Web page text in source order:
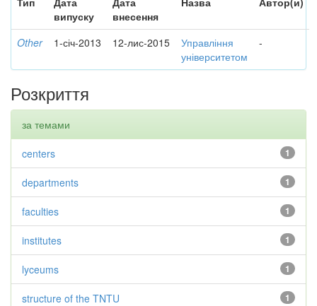
випуску
внесення
Other 1-січ-2013 12-лис-2015
Управління
університетом
-
Розкриття
за темами
1
centers
1
departments
1
faculties
1
institutes
1
lyceums
1
structure of the TNTU